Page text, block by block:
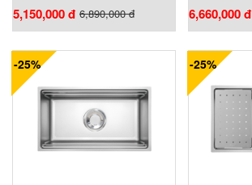
5,150,000 đ 6,890,000 đ 6,660,000 đ
-25% -25%